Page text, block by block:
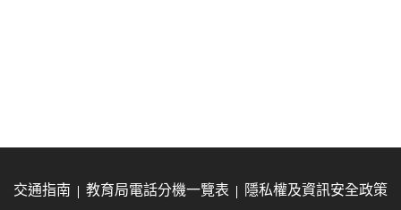
交通指南 教育局電話分機一覽表
隱私權及資訊安全政策